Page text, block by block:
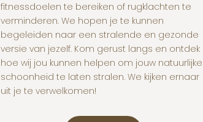
fitnessdoelen te bereiken of rugklachten te
verminderen. We hopen je te kunnen
begeleiden naar een stralende en gezonde
versie van jezelf. Kom gerust langs en ontdek
hoe wij jou kunnen helpen om jouw natuurlijke
schoonheid te laten stralen. We kijken ernaar
uit je te verwelkomen!